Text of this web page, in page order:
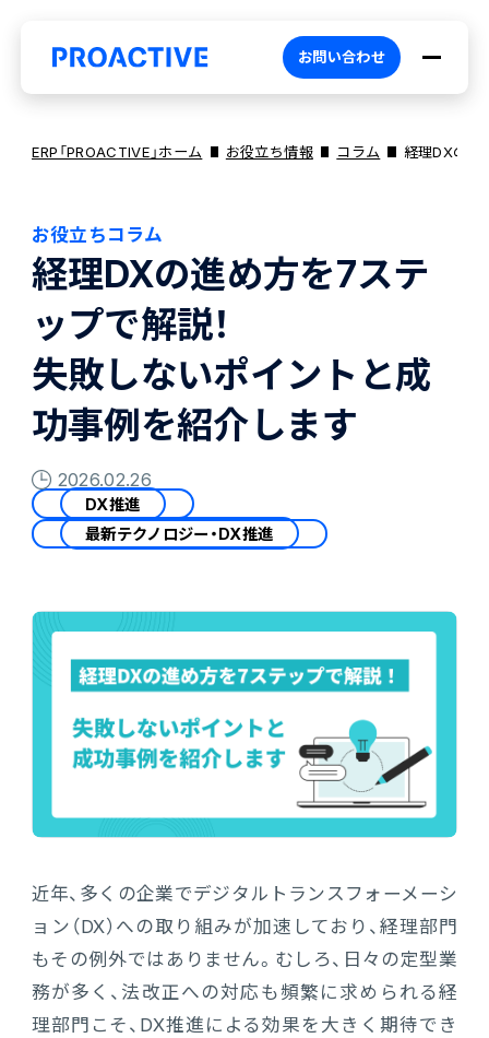
PROACTIVEとは
特長・選ばれる理由
ブランドコア
PROACTIVE AI
プロダクト
機能
会計
財務会計
債権管理
債務管理
リース資産管理
CO₂排出量算定
オファリング
業務特化型オファリング
販売管理 PROACTIVE Sales
生産管理 PROACTIVE Production
業界特化型オファリング
卸売・商社 PROACTIVE Wholesale & Trade
素材・素材加工 PROACTIVE Material Process
電機・機械 PROACTIVE Electrical Machinery
お役立ち情報
よくあるご質問
製品関連動画
お問い合わせ
ERP「PROACTIVE」ホーム お役立ち情報 コラム 経理DXの進
お役立ちコラム
経理DXの進め方を7ステ
ップで解説！
失敗しないポイントと成
功事例を紹介します
2026.02.26
DX推進
最新テクノロジー・DX推進
近年、多くの企業でデジタルトランスフォーメーシ
ョン（DX）への取り組みが加速しており、経理部門
もその例外ではありません。むしろ、日々の定型業
務が多く、法改正への対応も頻繁に求められる経
理部門こそ、DX推進による効果を大きく期待でき